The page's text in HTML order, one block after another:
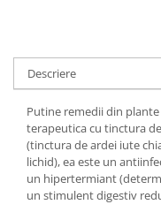
Memorie
Somn usor
Produse pentru Ea
Potenta barbati
Produse pentru sportivi
Proteine
Produse instant
Lapte
Snacksuri
Superalimente
Atelierul de cafea si
Cafea
Descriere
Putine remedii din
terapeutica cu tinctura
(tinctura de ardei iute
lichid), ea este un
un hipertermiant
un stimulent digestiv